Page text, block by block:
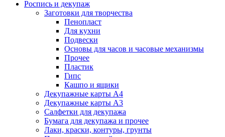
Роспись и декупаж
Заготовки для творчества
Пенопласт
Для кухни
Подвески
Основы для часов и часовые механизмы
Прочее
Пластик
Гипс
Кашпо и ящики
Декупажные карты А4
Декупажные карты А3
Салфетки для декупажа
Бумага для декупажа и прочее
Лаки, краски, контуры, грунты